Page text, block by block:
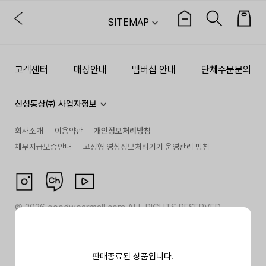
판매종료된 상품입니다.
SITEMAP
고객센터 매장안내 멤버십 안내 단체주문문의
신성통상㈜ 사업자정보
회사소개 이용약관
개인정보처리방침
채무지급보증안내
고정형 영상정보처리기기 운영관리 방침
©2026goodwearmall.com ALL RIGHTS RESERVED